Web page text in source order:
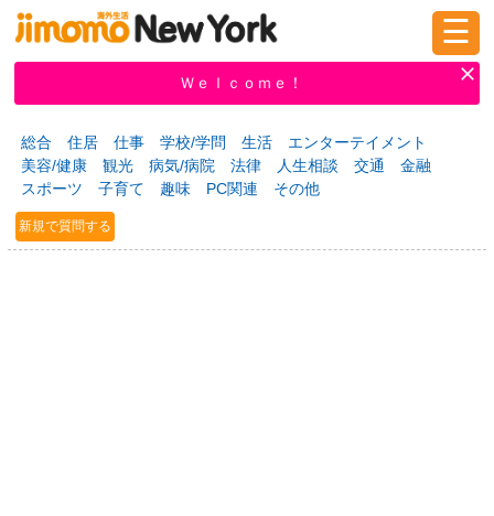
新規登録
掲示板 タウン情報 教えて！
☰
Ｗｅｌｃｏｍｅ！
総合 住居 仕事 学校/学問 生活
エンターテイメント
美容/健康
観光 病気/病院 法律 人生相談 交通
金融
スポーツ
子育て 趣味 PC関連 その他
新規で質問する